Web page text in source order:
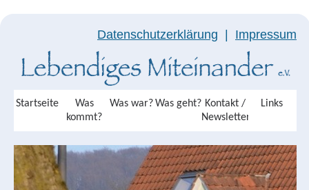
Datenschutzerklärung Impressum
Startseite
Was
kommt?
Was war? Was geht? Kontakt /
Newsletter
Links